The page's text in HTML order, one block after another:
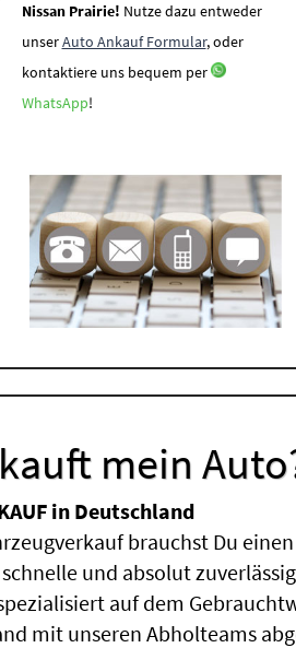
Nissan Prairie! Nutze dazu entweder
unserAuto Ankauf Formular, oder
kontaktiere uns bequem per
WhatsApp!
mein
in Deutschland
brauchst Du
und absolut
auf dem
mit unseren Abholteams